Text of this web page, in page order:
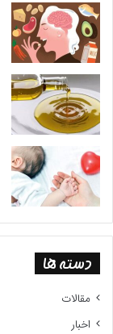
دسته ها
مقالات
اخبار